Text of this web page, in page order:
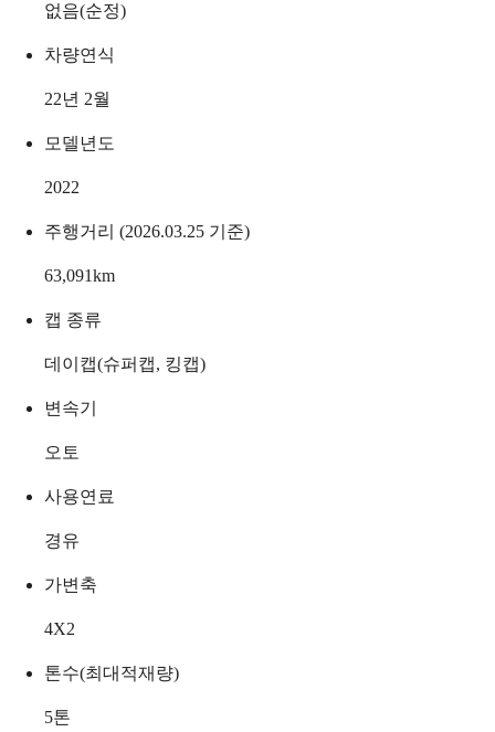
없음(순정)
차량연식
22년 2월
모델년도
2022
주행거리 (2026.03.25 기준)
63,091km
캡 종류
데이캡(슈퍼캡, 킹캡)
변속기
오토
사용연료
경유
가변축
4X2
톤수(최대적재량)
5톤